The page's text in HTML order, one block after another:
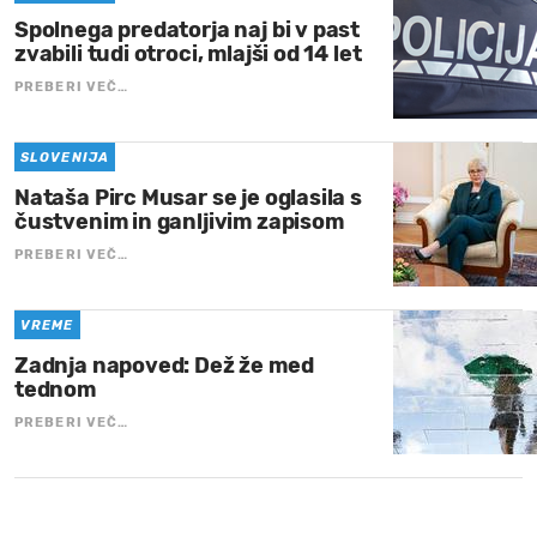
Spolnega predatorja naj bi v past
zvabili tudi otroci, mlajši od 14 let
PREBERI VEČ…
SLOVENIJA
Nataša Pirc Musar se je oglasila s
čustvenim in ganljivim zapisom
PREBERI VEČ…
VREME
Zadnja napoved: Dež že med
tednom
PREBERI VEČ…